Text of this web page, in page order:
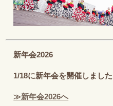
新年会2026
1/18に新年会を開催しました
≫新年会2026へ